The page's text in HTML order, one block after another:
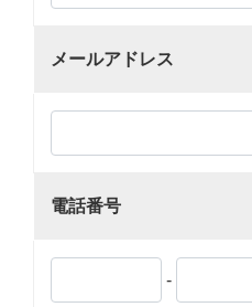
メールアドレス
電話番号
-